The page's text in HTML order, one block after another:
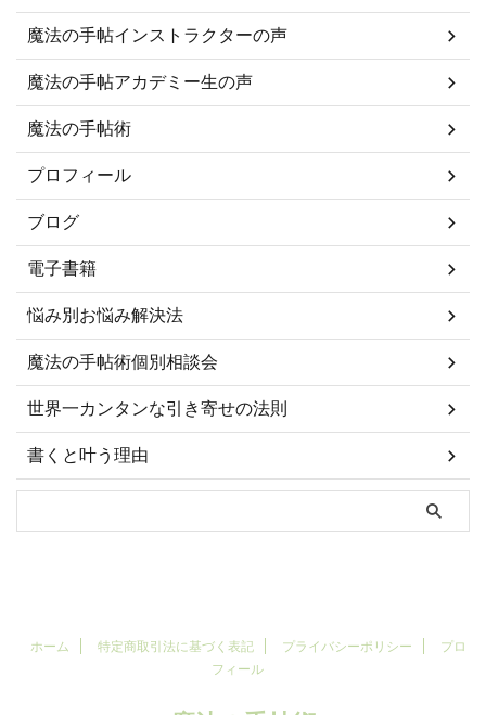
魔法の手帖インストラクターの声
魔法の手帖アカデミー生の声
魔法の手帖術
プロフィール
ブログ
電子書籍
悩み別お悩み解決法
魔法の手帖術個別相談会
世界一カンタンな引き寄せの法則
書くと叶う理由
ホーム 特定商取引法に基づく表記 プライバシーポリシー
プロ
フィール